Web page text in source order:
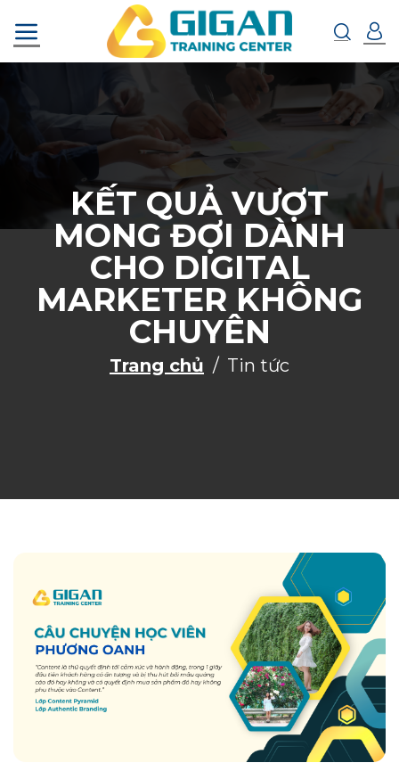
đến
KẾT QUẢ VƯỢT
MONG ĐỢI DÀNH
CHO DIGITAL
MARKETER KHÔNG
CHUYÊN
Trang chủ Tin tức